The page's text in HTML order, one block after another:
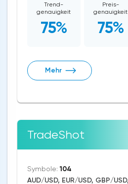
Trend-
genauigkeit
75%
Preis-
genauigkeit
75%
Mehr
TradeShot
Symbole: 104